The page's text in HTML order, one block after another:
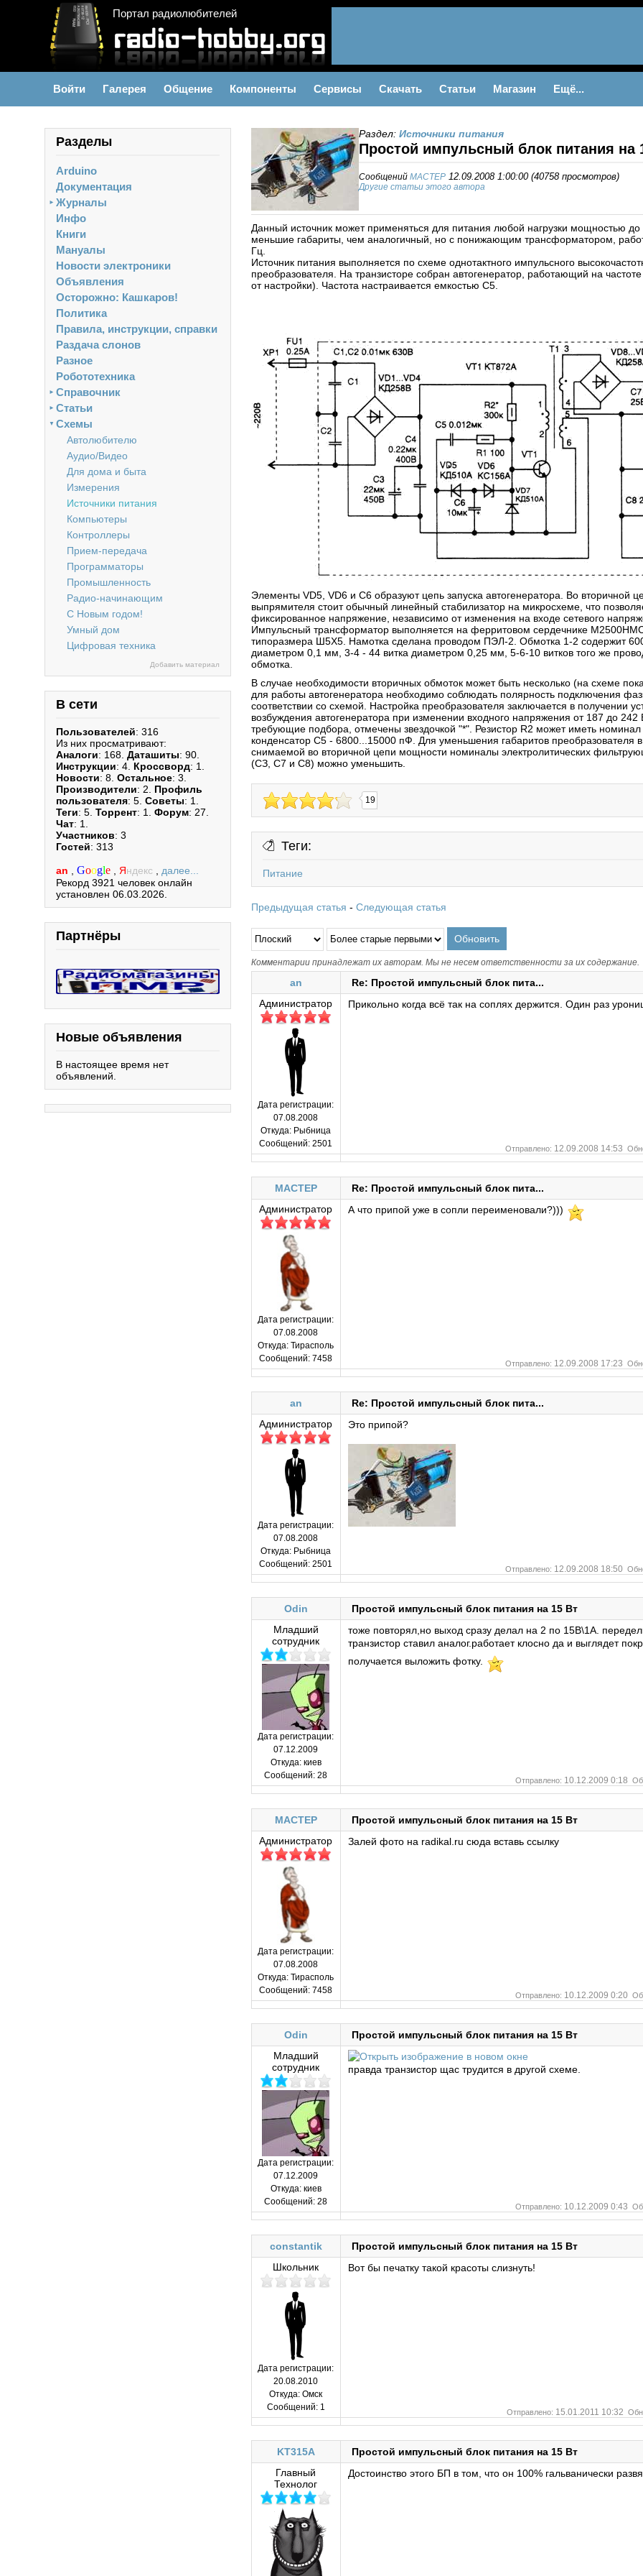
Портал радиолюбителей
Войти Галерея Общение Компоненты Сервисы Скачать Статьи Магазин Ещё...
Разделы
Arduino
Документация
Журналы
►
Инфо
Книги
Мануалы
Новости электроники
Объявления
Осторожно: Кашкаров!
Политика
Правила, инструкции, справки
Раздача слонов
Разное
Робототехника
Справочник
►
Статьи
►
Схемы
▼
Автолюбителю
Аудио/Видео
Для дома и быта
Измерения
Источники питания
Компьютеры
Контроллеры
Прием-передача
Программаторы
Промышленность
Радио-начинающим
С Новым годом!
Умный дом
Цифровая техника
Добавить материал
В сети
Пользователей: 316
Из них просматривают:
Аналоги: 168. Даташиты: 90.
Инструкции: 4. Кроссворд: 1.
Новости: 8. Остальное: 3.
Производители: 2. Профиль
пользователя: 5. Советы: 1.
Теги: 5. Торрент: 1. Форум: 27.
Чат: 1.
Участников: 3
Гостей: 313
an Google Яндекс
далее...
Рекорд 3921 человек онлайн
установлен 06.03.2026.
Партнёры
Новые объявления
В настоящее время нет
объявлений.
Раздел: Источники питания
Простой импульсный блок питания на
Сообщений MACTEP 12.09.2008 1:00:00 (40758 просмотров)
Другие статьи этого автора
Данный источник может применяться для питания любой нагрузки мощностью
меньшие габариты, чем аналогичный, но с понижающим трансформатором,
Гц.
Источник питания выполняется по схеме однотактного импульсного
преобразователя. На транзисторе собран автогенератор, работающий на
от настройки). Частота настраивается емкостью С5.
Элементы VD5, VD6 и С6 образуют цепь запуска автогенератора. Во вторичной
выпрямителя стоит обычный линейный стабилизатор на микросхеме, что
фиксированное напряжение, независимо от изменения на входе сетевого
Импульсный трансформатор выполняется на ферритовом сердечнике
типоразмера Ш5Х5. Намотка сделана проводом ПЭЛ-2. Обмотка 1-2 содержит
диаметром 0,1 мм, 3-4 - 44 витка диаметром 0,25 мм, 5-6-10 витков того же
обмотка.
В случае необходимости вторичных обмоток может быть несколько (на схеме
для работы автогенератора необходимо соблюдать полярность подключения
соответствии со схемой. Настройка преобразователя заключается в получении
возбуждения автогенератора при изменении входного напряжения от 187 до
требующие подбора, отмечены звездочкой "*". Резистор R2 может иметь
конденсатор С5 - 6800...15000 пФ. Для уменьшения габаритов преобразователя
снимаемой во вторичной цепи мощности номиналы электролитических
(СЗ, С7 и С8) можно уменьшить.
19
Теги:
Питание
Предыдущая статья - Следующая статья
Комментарии принадлежат их авторам. Мы не несем ответственности за их содержание.
an
Re: Простой импульсный блок пита...
Администратор
Дата регистрации:
07.08.2008
Откуда: Рыбница
Сообщений: 2501
Прикольно когда всё так на соплях держится. Один раз
Отправлено: 12.09.2008 14:53
MACTEP
Re: Простой импульсный блок пита...
Администратор
Дата регистрации:
07.08.2008
Откуда: Тирасполь
Сообщений: 7458
А что припой уже в сопли переименовали?)))
Отправлено: 12.09.2008 17:23
an
Re: Простой импульсный блок пита...
Администратор
Дата регистрации:
07.08.2008
Откуда: Рыбница
Сообщений: 2501
Это припой?
Отправлено: 12.09.2008 18:50
Odin
Простой импульсный блок питания на 15 Вт
Младший
сотрудник
Дата регистрации:
07.12.2009
Откуда:киев
Сообщений: 28
тоже повторял,но выход сразу делал на 2 по 15В\1А.
транзистор ставил аналог.работает клосно да и выглядет
получается выложить фотку.
Отправлено: 10.12.2009 0:18
MACTEP
Простой импульсный блок питания на 15 Вт
Администратор
Дата регистрации:
07.08.2008
Откуда: Тирасполь
Сообщений: 7458
Залей фото на radikal.ru сюда вставь ссылку
Отправлено: 10.12.2009 0:20
Odin
Простой импульсный блок питания на 15 Вт
Младший
сотрудник
Дата регистрации:
07.12.2009
Откуда:киев
Сообщений: 28
правда транзистор щас трудится в другой схеме.
Отправлено: 10.12.2009 0:43
constantik
Простой импульсный блок питания на 15 Вт
Школьник
Дата регистрации:
20.08.2010
Откуда: Омск
Сообщений:1
Вот бы печатку такой красоты слизнуть!
Отправлено: 15.01.2011 10:32
KT315A
Простой импульсный блок питания на 15 Вт
Главный
Технолог
Достоинство этого БП в том, что он 100% гальванически